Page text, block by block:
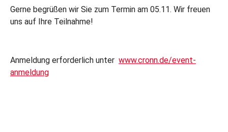
Gerne begrüßen wir Sie zum Termin am 05.11. Wir freuen
uns auf Ihre Teilnahme!
Anmeldung erforderlich unter www.cronn.de/event-
anmeldung